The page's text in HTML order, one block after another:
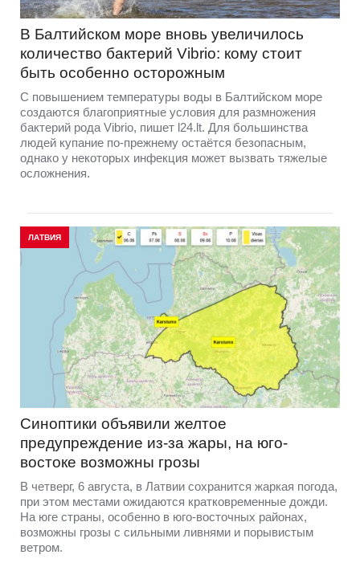
В Балтийском море вновь увеличилось
количество бактерий Vibrio: кому стоит
быть особенно осторожным
С повышением температуры воды в Балтийском море
создаются благоприятные условия для размножения
бактерий рода Vibrio, пишет l24.lt. Для большинства
людей купание по-прежнему остаётся безопасным,
однако у некоторых инфекция может вызвать тяжелые
осложнения.
ЛАТВИЯ
Синоптики объявили желтое
предупреждение из-за жары, на юго-
востоке возможны грозы
В четверг, 6 августа, в Латвии сохранится жаркая погода,
при этом местами ожидаются кратковременные дожди.
На юге страны, особенно в юго-восточных районах,
возможны грозы с сильными ливнями и порывистым
ветром.